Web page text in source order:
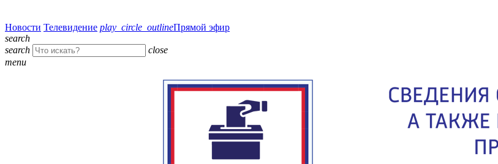
Новости Телевидение play_circle_outlineПрямой эфир
search
search
close
menu